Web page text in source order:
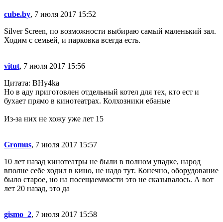
cube.by, 7 июля 2017 15:52
Silver Screen, по возможности выбираю самый маленький зал.
Ходим с семьей, и парковка всегда есть.
vitut, 7 июля 2017 15:56
Цитата: BHy4ka
Но в аду приготовлен отдельный котел для тех, кто ест и
бухает прямо в кинотеатрах. Колхозники ебаные
Из-за них не хожу уже лет 15
Gromus, 7 июля 2017 15:57
10 лет назад кинотеатры не были в полном упадке, народ
вполне себе ходил в кино, не надо тут. Конечно, оборудование
было старое, но на посещаеммости это не сказывалось. А вот
лет 20 назад, это да
gismo_2, 7 июля 2017 15:58